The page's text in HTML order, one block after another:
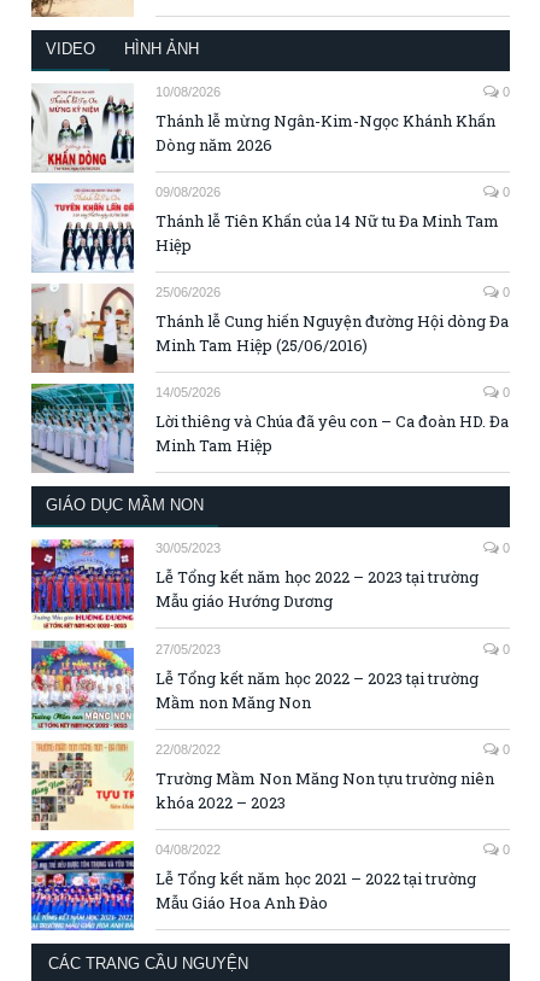
VIDEO HÌNH ẢNH
10/08/2026 0
Thánh lễ mừng Ngân-Kim-Ngọc Khánh Khấn
Dòng năm 2026
09/08/2026 0
Thánh lễ Tiên Khấn của 14 Nữ tu Đa Minh Tam
Hiệp
25/06/2026 0
Thánh lễ Cung hiến Nguyện đường Hội dòng Đa
Minh Tam Hiệp (25/06/2016)
14/05/2026 0
Lời thiêng và Chúa đã yêu con – Ca đoàn HD. Đa
Minh Tam Hiệp
GIÁO DỤC MẦM NON
30/05/2023 0
Lễ Tổng kết năm học 2022 – 2023 tại trường
Mẫu giáo Hướng Dương
27/05/2023 0
Lễ Tổng kết năm học 2022 – 2023 tại trường
Mầm non Măng Non
22/08/2022 0
Trường Mầm Non Măng Non tựu trường niên
khóa 2022 – 2023
04/08/2022 0
Lễ Tổng kết năm học 2021 – 2022 tại trường
Mẫu Giáo Hoa Anh Đào
CÁC TRANG CẦU NGUYỆN